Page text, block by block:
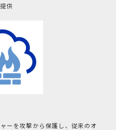
供
ーを攻撃から保護し、従来のオ